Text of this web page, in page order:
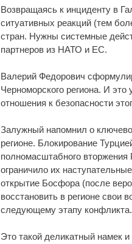
Возвращаясь к инциденту в
ситуативных реакций (тем
стран. Нужны системные
партнеров из НАТО и ЕС.
Валерий Федорович
Черноморского региона. И это
отношения к безопасности
Залужный напомнил о
регионе. Блокирование
полномасштабного
ограничило их
открытие Босфора (после
восстановить в регионе свои
следующему этапу конфликта.
Это такой деликатный намек